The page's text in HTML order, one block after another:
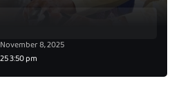
3:50 pm
8, 2025